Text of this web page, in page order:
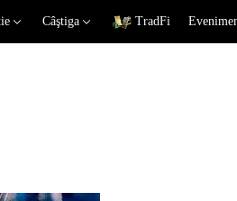
Câştiga TradFi